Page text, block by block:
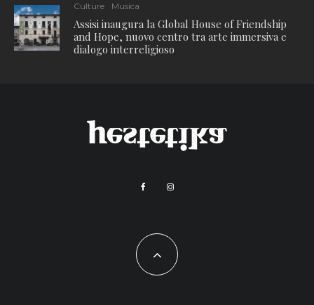
Culture Musica
Assisi inaugura la Global House of Friendship
and Hope, nuovo centro tra arte immersiva e
dialogo interreligioso